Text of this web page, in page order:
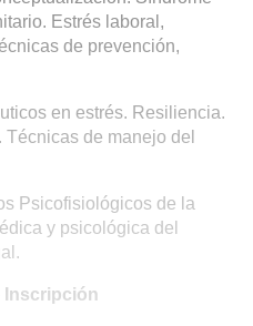
Estrés laboral,
de prevención,
en estrés. Resiliencia.
de manejo del
Psicofisiológicos de la
y psicológica del
Inscripción